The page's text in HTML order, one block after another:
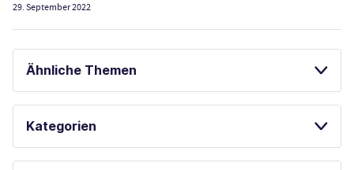
29. September 2022
Ähnliche Themen
SPIELAUTOMATEN GLÜCKSSPIEL ONLINE
SPORTWETTEN
Kategorien